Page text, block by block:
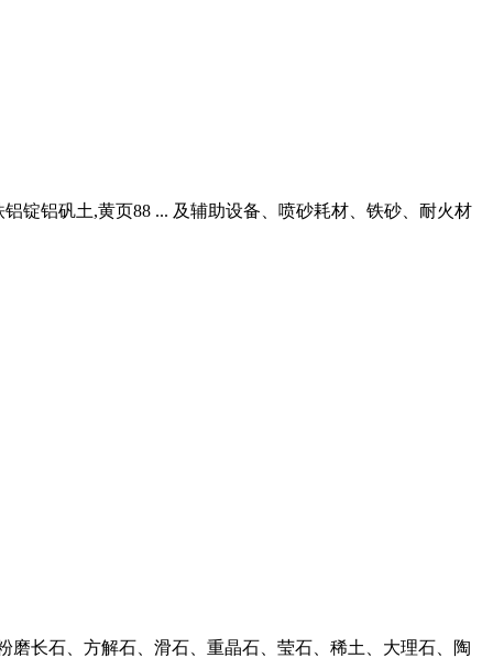
锭铝矾土,黄页88 ... 及辅助设备、喷砂耗材、铁砂、耐火材
长石、方解石、滑石、重晶石、莹石、稀土、大理石、陶